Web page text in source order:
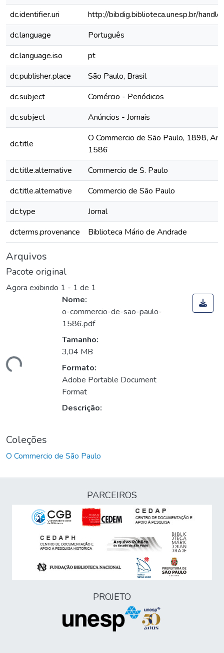
dc.identifier.uri
http://bibdig.biblioteca.unesp.br/
dc.language
Português
dc.language.iso
pt
dc.publisher.place
São Paulo, Brasil
dc.subject
Comércio - Periódicos
dc.subject
Anúncios - Jornais
dc.title
O Commercio de São Paulo, 1898,
1586
dc.title.alternative
Commercio de S. Paulo
dc.title.alternative
Commercio de São Paulo
dc.type
Jornal
dcterms.provenance
Biblioteca Mário de Andrade
Arquivos
Pacote original
Agora exibindo 1 - 1 de 1
Nome:
o-commercio-de-sao-paulo-
1586.pdf
Tamanho:
3,04 MB
Formato:
Adobe Portable Document
Format
Descrição:
Coleções
O Commercio de São Paulo
PARCEIROS
PROJETO